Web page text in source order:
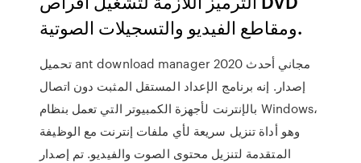
ومقاطع الفيديو والتسجيلات الصوتية.
تحميل ant download manager 2020 مجاني أحدث
إصدار. إنه برنامج الإعداد المستقل المثبت دون اتصال
بالإنترنت لأجهزة الكمبيوتر التي تعمل بنظام Windows،
وهو أداة تنزيل سريعة لأي ملفات إنترنت مع الوظيفة
المتقدمة لتنزيل محتوى الصوت والفيديو. تم إصدار